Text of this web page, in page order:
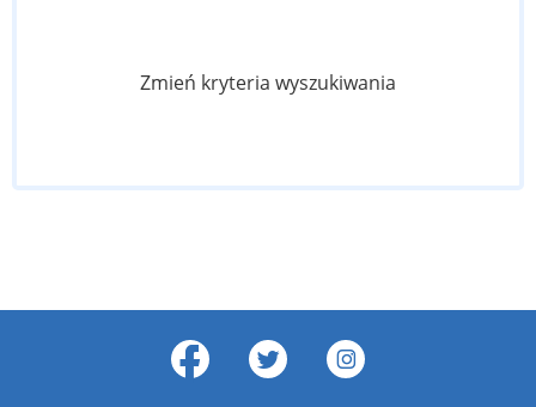
Zmień kryteria wyszukiwania